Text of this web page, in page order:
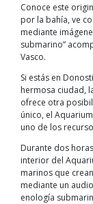
Conoce este
por la bahía, ve
mediante
submarino”
Vasco.
Si estás en
hermosa ciudad,
ofrece otra
único, el
uno de los
Durante dos
interior del
marinos que
mediante un
enología